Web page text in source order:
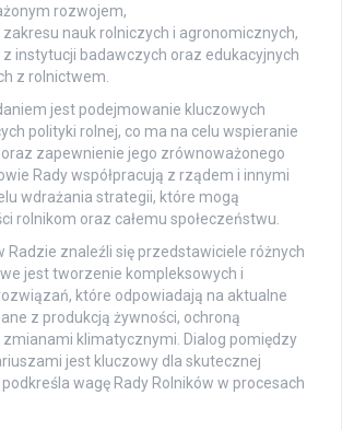
rozwojem,
zakresu nauk rolniczych i agronomicznych,
z instytucji badawczych oraz edukacyjnych
z rolnictwem.
jest podejmowanie kluczowych
polityki rolnej, co ma na celu wspieranie
zapewnienie jego zrównoważonego
Rady współpracują z rządem i innymi
wdrażania strategii, które mogą
rolnikom oraz całemu społeczeństwu.
Radzie znaleźli się przedstawiciele różnych
jest tworzenie kompleksowych i
które odpowiadają na aktualne
z produkcją żywności, ochroną
klimatycznymi. Dialog pomiędzy
jest kluczowy dla skutecznej
wagę Rady Rolników w procesach